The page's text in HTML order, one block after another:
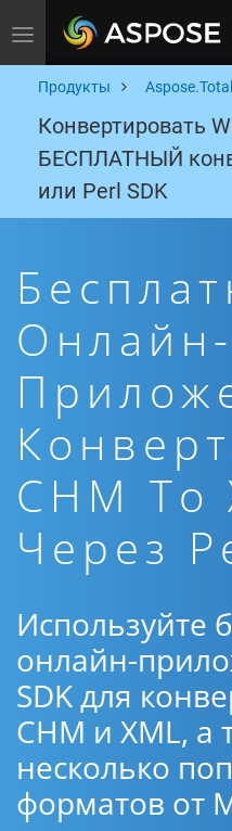
Toggle navigation
Продукты Aspose.Total
Конвертировать
БЕСПЛАТНЫЙ
или Perl SDK
Онлайн-
CHM To
Через
Используйте
онлайн-
SDK для
CHM и XML, а
несколько
форматов от